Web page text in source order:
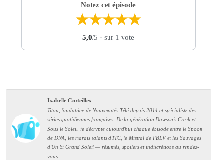
Notez cet épisode
★★★★★
5,0/5 · sur 1 vote
Isabelle Corteilles
Titou, fondatrice de Nouveautés Télé depuis 2014 et spécialiste des
séries quotidiennes françaises. De la génération Dawson's Creek et
Sous le Soleil, je décrypte aujourd'hui chaque épisode entre le Spoon
de DNA, les marais salants d'ITC, le Mistral de PBLV et les Sauvages
d'Un Si Grand Soleil — résumés, spoilers et indiscrétions au rendez-
vous.